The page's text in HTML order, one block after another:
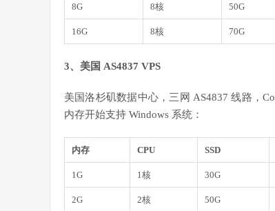
8G 8核 50G
16G 8核 70G
3、美国 AS4837 VPS
美国洛杉矶数据中心，三网 AS4837 线路，
内存开始支持 Windows 系统：
内存 CPU SSD
1G 1核 30G
2G 2核 50G